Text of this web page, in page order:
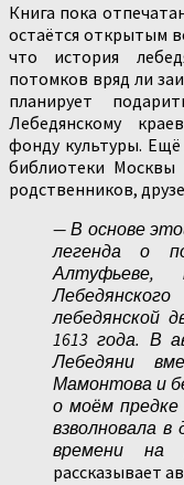
Книга пока
остаётся открытым
что история
потомков вряд ли
планирует
Лебедянскому
фонду культуры.
библиотеки Москвы
родственников,
— В основе
легенда о
Алтуфьеве,
лебедянской
1613 года. В
Лебедяни
Мамонтова и
о моём предке
взволновала
времени на
рассказывает